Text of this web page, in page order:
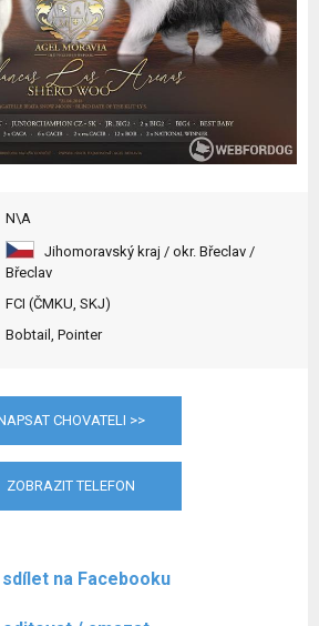
N\A
Jihomoravský kraj / okr. Břeclav /
Břeclav
FCI (ČMKU, SKJ)
Bobtail, Pointer
CHOVATELI >>
ZOBRAZIT TELEFON
sdílet na Facebooku